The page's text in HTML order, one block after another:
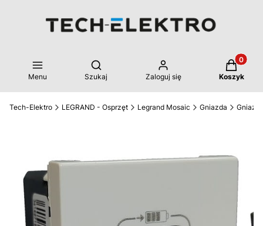
Menu
Otwórz wyszukiwarkę
Szukaj Zaloguj się Koszyk
Tech-Elektro LEGRAND - Osprzęt Legrand Mosaic Gniazda